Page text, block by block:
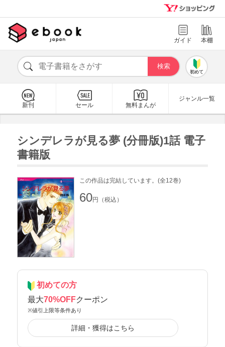
ガイド 本棚
初めて
新刊 セール 無料まんが
ジャンル一覧
シンデレラが見る夢 (分冊版)1話 電子
書籍版
この作品は完結しています。(全12巻)
60円（税込）
初めての方
最大70%OFFクーポン
※値引上限等条件あり
詳細・獲得はこちら